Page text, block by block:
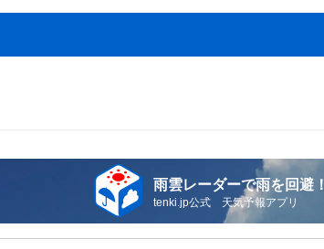
雨雲レーダーで雨を回避！
tenki.jp公式 天気予報アプリ